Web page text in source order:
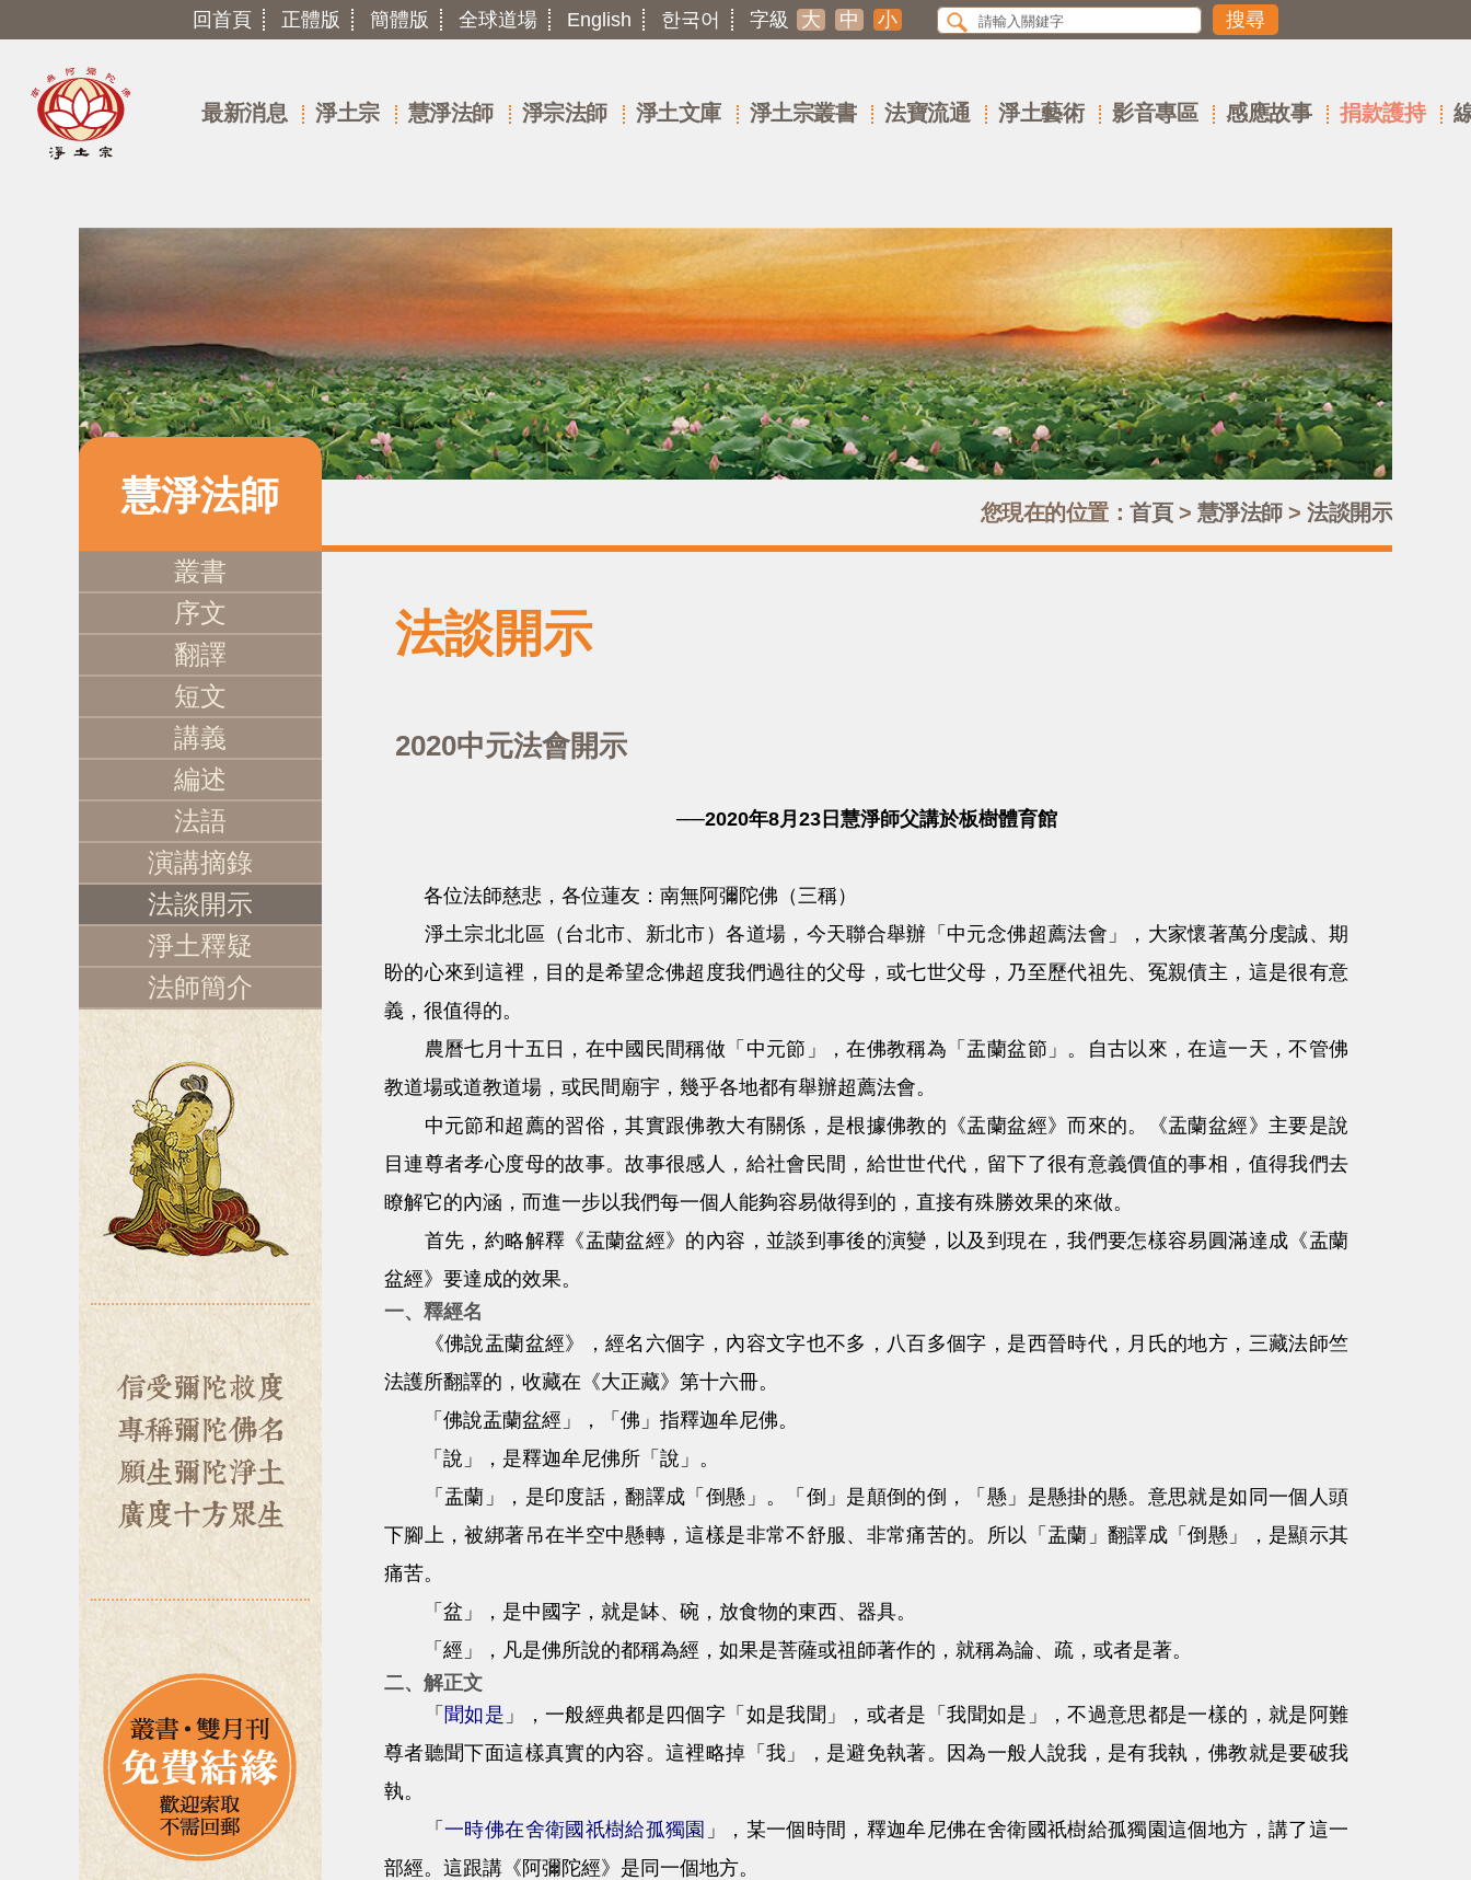
回首頁 正體版 簡體版 全球道場 English 한국어 字級 大 中 小
最新消息 淨土宗 慧淨法師 淨宗法師 淨土文庫 淨土宗叢書 法寶流通 淨土藝術 影音專區 感應故事 捐款護持
慧淨法師 您現在的位置： 首頁> 慧淨法師> 法談開示
叢書
序文
翻譯
短文
講義
編述
法語
演講摘錄
法談開示
淨土釋疑
法師簡介
法談開示
2020中元法會開示
──2020年8月23日慧淨師父講於板樹體育館
各位法師慈悲，各位蓮友：南無阿彌陀佛（三稱）
淨土宗北北區（台北市、新北市）各道場，今天聯合舉辦「中元念佛超薦法會」，大家懷著萬分虔誠、期
盼的心來到這裡，目的是希望念佛超度我們過往的父母，或七世父母，乃至歷代祖先、冤親債主，這是很有意
義，很值得的。
農曆七月十五日，在中國民間稱做「中元節」，在佛教稱為「盂蘭盆節」。自古以來，在這一天，不管佛
教道場或道教道場，或民間廟宇，幾乎各地都有舉辦超薦法會。
中元節和超薦的習俗，其實跟佛教大有關係，是根據佛教的《盂蘭盆經》而來的。《盂蘭盆經》主要是說
目連尊者孝心度母的故事。故事很感人，給社會民間，給世世代代，留下了很有意義價值的事相，值得我們去
瞭解它的內涵，而進一步以我們每一個人能夠容易做得到的，直接有殊勝效果的來做。
首先，約略解釋《盂蘭盆經》的內容，並談到事後的演變，以及到現在，我們要怎樣容易圓滿達成《盂蘭
盆經》要達成的效果。
一、釋經名
《佛說盂蘭盆經》，經名六個字，內容文字也不多，八百多個字，是西晉時代，月氏的地方，三藏法師竺
法護所翻譯的，收藏在《大正藏》第十六冊。
「佛說盂蘭盆經」，「佛」指釋迦牟尼佛。
「說」，是釋迦牟尼佛所「說」。
「盂蘭」，是印度話，翻譯成「倒懸」。「倒」是顛倒的倒，「懸」是懸掛的懸。意思就是如同一個人頭
下腳上，被綁著吊在半空中懸轉，這樣是非常不舒服、非常痛苦的。所以「盂蘭」翻譯成「倒懸」，是顯示其
痛苦。
「盆」，是中國字，就是缽、碗，放食物的東西、器具。
「經」，凡是佛所說的都稱為經，如果是菩薩或祖師著作的，就稱為論、疏，或者是著。
二、解正文
「 聞如是 」，一般經典都是四個字「如是我聞」，或者是「我聞如是」，不過意思都是一樣的，就是阿難
尊者聽聞下面這樣真實的內容。這裡略掉「我」，是避免執著。因為一般人說我，是有我執，佛教就是要破我
執。
「一時佛在舍衛國祇樹給孤獨園 」，某一個時間，釋迦牟尼佛在舍衛國祇樹給孤獨園這個地方，講了這一
部經。這跟講《阿彌陀經》是同一個地方。